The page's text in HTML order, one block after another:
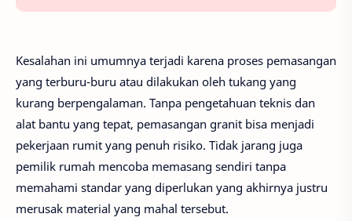
Kesalahan ini umumnya terjadi karena proses pemasangan
yang terburu-buru atau dilakukan oleh tukang yang
kurang berpengalaman. Tanpa pengetahuan teknis dan
alat bantu yang tepat, pemasangan granit bisa menjadi
pekerjaan rumit yang penuh risiko. Tidak jarang juga
pemilik rumah mencoba memasang sendiri tanpa
memahami standar yang diperlukan yang akhirnya justru
merusak material yang mahal tersebut.